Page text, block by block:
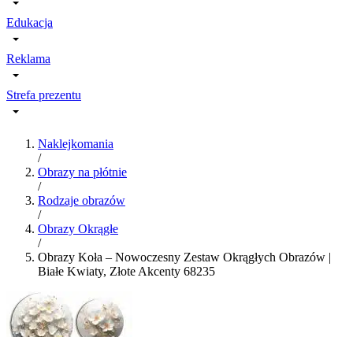
Edukacja
Reklama
Strefa prezentu
Naklejkomania
/
Obrazy na płótnie
/
Rodzaje obrazów
/
Obrazy Okrągłe
/
Obrazy Koła – Nowoczesny Zestaw Okrągłych Obrazów |
Białe Kwiaty, Złote Akcenty 68235